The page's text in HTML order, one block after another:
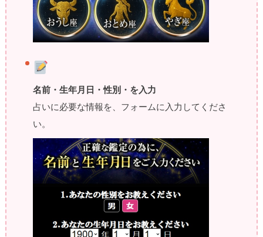
名前・生年月日・性別・を入力
占いに必要な情報を、フォームに入力してくださ
い。